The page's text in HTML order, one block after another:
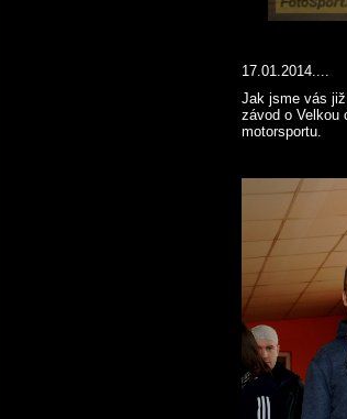
17.01.2014....
Jak jsme vás
závod o Velkou
motorsportu.